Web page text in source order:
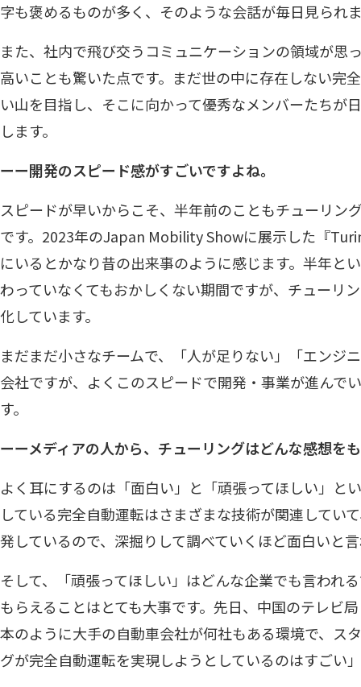
字も褒めるものが多く、そのような会話が毎日見られ
また、社内で飛び交うコミュニケーションの領域が思
高いことも驚いた点です。まだ世の中に存在しない完
い山を目指し、そこに向かって優秀なメンバーたちが
します。
ーー開発のスピード感がすごいですよね。
スピードが早いからこそ、半年前のこともチューリン
です。2023年のJapan Mobility Showに展示した『
にいるとかなり昔の出来事のように感じます。半年と
わっていなくてもおかしくない期間ですが、チューリ
化しています。
まだまだ小さなチームで、「人が足りない」「エンジ
会社ですが、よくこのスピードで開発・事業が進んで
す。
ーーメディアの人から、チューリングはどんな感想を
よく耳にするのは「面白い」と「頑張ってほしい」と
している完全自動運転はさまざまな技術が関連してい
発しているので、深掘りして調べていくほど面白いと
そして、「頑張ってほしい」はどんな企業でも言われ
もらえることはとても大事です。先日、中国のテレビ
本のように大手の自動車会社が何社もある環境で、ス
グが完全自動運転を実現しようとしているのはすごい